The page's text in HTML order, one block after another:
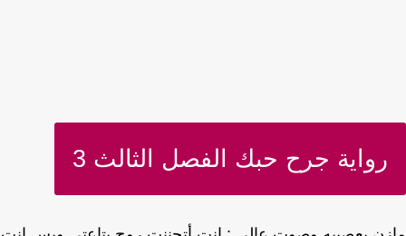
رواية جرح حبك الفصل الثالث 3